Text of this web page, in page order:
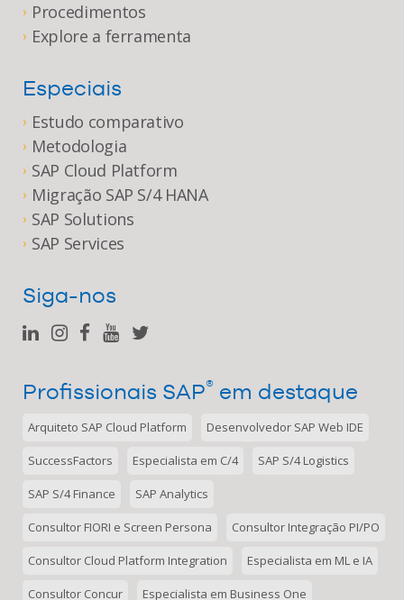
› Procedimentos
› Explore a ferramenta
Especiais
› Estudo comparativo
› Metodologia
› SAP Cloud Platform
› Migração SAP S/4 HANA
› SAP Solutions
› SAP Services
Siga-nos
Profissionais SAP® em destaque
Arquiteto SAP Cloud Platform Desenvolvedor SAP Web IDE
SuccessFactors Especialista em C/4 SAP S/4 Logistics
SAP S/4 Finance SAP Analytics
Consultor FIORI e Screen Persona Consultor Integração PI/PO
Consultor Cloud Platform Integration Especialista em ML e IA
Consultor Concur Especialista em Business One